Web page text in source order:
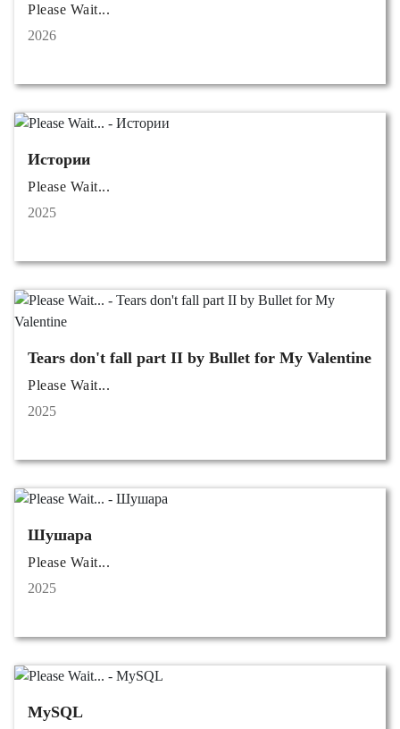
Please Wait...
2026
Истории
Please Wait...
2025
Tears don't fall part II by Bullet for My Valentine
Please Wait...
2025
Шушара
Please Wait...
2025
MySQL